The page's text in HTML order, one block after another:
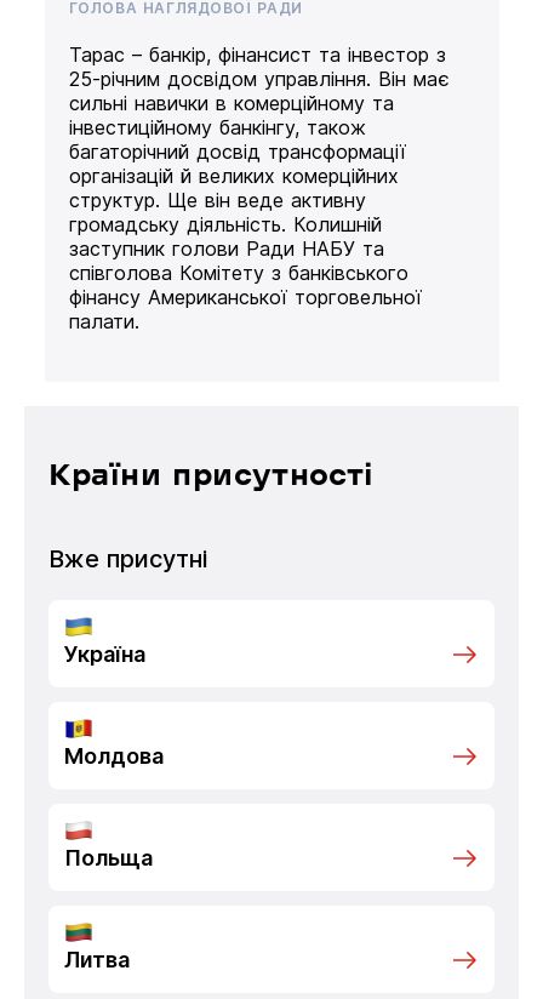
ГОЛОВА НАГЛЯДОВОЇ РАДИ
Тарас – банкір, фінансист та інвестор з
25-річним досвідом управління. Він має
сильні навички в комерційному та
інвестиційному банкінгу, також
багаторічний досвід трансформації
організацій й великих комерційних
структур. Ще він веде активну
громадську діяльність. Колишній
заступник голови Ради НАБУ та
співголова Комітету з банківського
фінансу Американської торговельної
палати.
Країни присутності
Вже присутні
Україна
Молдова
Польща
Литва